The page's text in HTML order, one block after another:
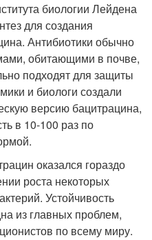
биологии Лейдена
для создания
Антибиотики обычно
обитающими в почве,
подходят для защиты
и биологи создали
версию бацитрацина,
в 10-100 раз по
оказался гораздо
роста некоторых
Устойчивость
из главных проблем,
по всему миру.